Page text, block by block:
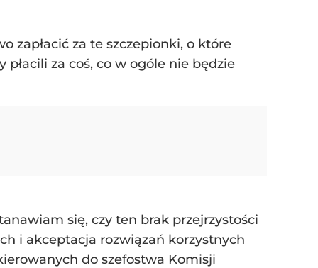
zapłacić za te szczepionki, o które
za coś, co w ogóle nie będzie
się, czy ten brak przejrzystości
i akceptacja rozwiązań korzystnych
do szefostwa Komisji